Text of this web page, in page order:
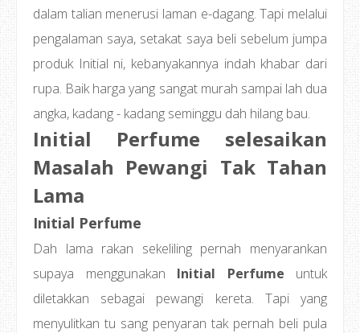
dalam talian menerusi laman e-dagang. Tapi melalui
pengalaman saya, setakat saya beli sebelum jumpa
produk Initial ni, kebanyakannya indah khabar dari
rupa. Baik harga yang sangat murah sampai lah dua
angka, kadang - kadang seminggu dah hilang bau.
Initial Perfume selesaikan
Masalah Pewangi Tak Tahan
Lama
Initial Perfume
Dah lama rakan sekeliling pernah menyarankan
supaya menggunakan Initial Perfume untuk
diletakkan sebagai pewangi kereta. Tapi yang
menyulitkan tu sang penyaran tak pernah beli pula